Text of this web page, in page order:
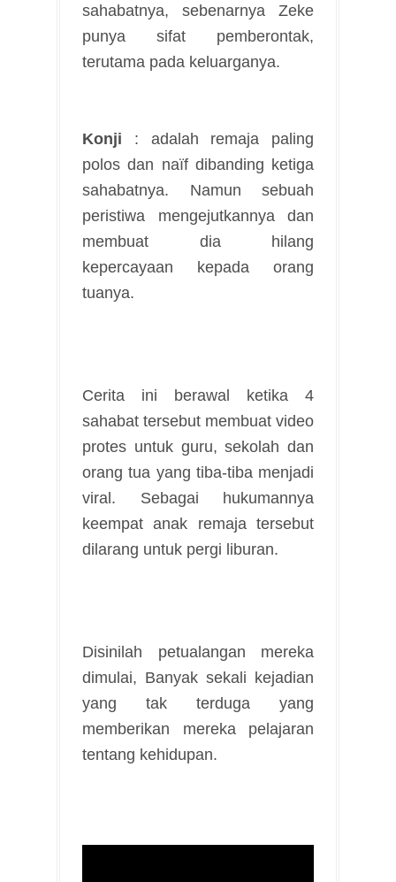
sahabatnya, sebenarnya Zeke
punya sifat pemberontak,
terutama pada keluarganya.
Konji : adalah remaja paling
polos dan naïf dibanding ketiga
sahabatnya. Namun sebuah
peristiwa mengejutkannya dan
membuat dia hilang
kepercayaan kepada orang
tuanya.
Cerita ini berawal ketika 4
sahabat tersebut membuat video
protes untuk guru, sekolah dan
orang tua yang tiba-tiba menjadi
viral. Sebagai hukumannya
keempat anak remaja tersebut
dilarang untuk pergi liburan.
Disinilah petualangan mereka
dimulai, Banyak sekali kejadian
yang tak terduga yang
memberikan mereka pelajaran
tentang kehidupan.